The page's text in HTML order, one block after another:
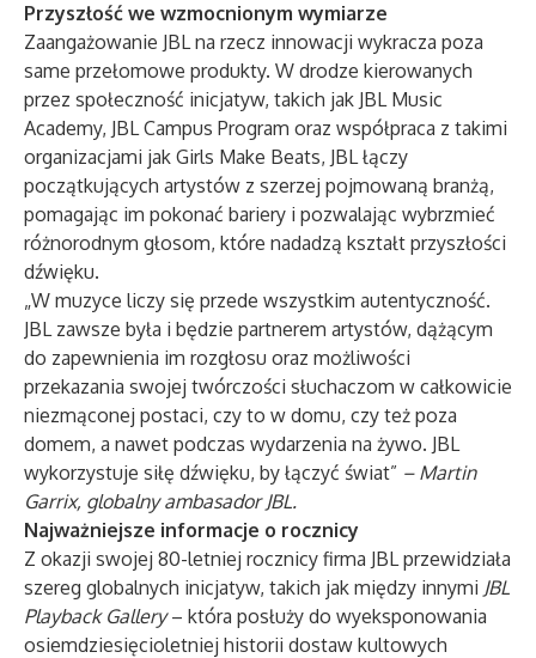
Przyszłość we wzmocnionym wymiarze
Zaangażowanie JBL na rzecz innowacji wykracza poza
same przełomowe produkty. W drodze kierowanych
przez społeczność inicjatyw, takich jak JBL Music
Academy, JBL Campus Program oraz współpraca z takimi
organizacjami jak Girls Make Beats, JBL łączy
początkujących artystów z szerzej pojmowaną branżą,
pomagając im pokonać bariery i pozwalając wybrzmieć
różnorodnym głosom, które nadadzą kształt przyszłości
dźwięku.
„W muzyce liczy się przede wszystkim autentyczność.
JBL zawsze była i będzie partnerem artystów, dążącym
do zapewnienia im rozgłosu oraz możliwości
przekazania swojej twórczości słuchaczom w całkowicie
niezmąconej postaci, czy to w domu, czy też poza
domem, a nawet podczas wydarzenia na żywo. JBL
wykorzystuje siłę dźwięku, by łączyć świat” – Martin
Garrix, globalny ambasador JBL.
Najważniejsze informacje o rocznicy
Z okazji swojej 80-letniej rocznicy firma JBL przewidziała
szereg globalnych inicjatyw, takich jak między innymi JBL
Playback Gallery– która posłuży do wyeksponowania
osiemdziesięcioletniej historii dostaw kultowych